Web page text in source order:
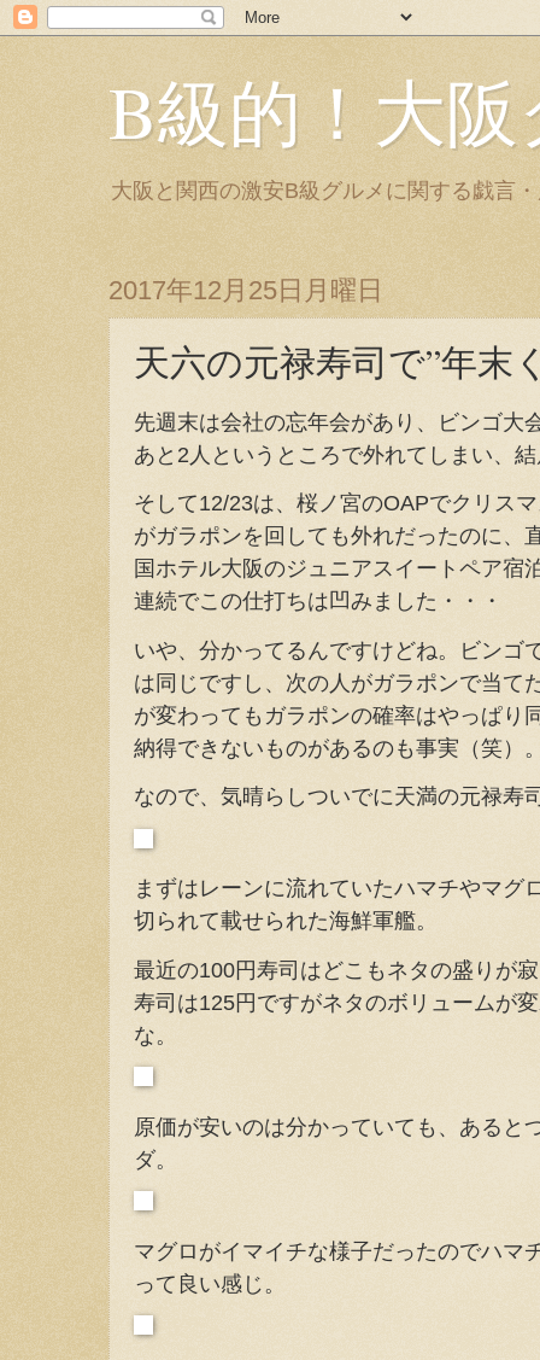
B級的！大
大阪と関西の激安B級グルメに関する戯言
2017年12月25日月曜日
天六の元禄寿司で”年末
先週末は会社の忘年会があり、ビンゴ大
あと2人というところで外れてしまい、
そして12/23は、桜ノ宮のOAPでクリス
がガラポンを回しても外れだったのに、
国ホテル大阪のジュニアスイートペア宿
連続でこの仕打ちは凹みました・・・
いや、分かってるんですけどね。ビンゴ
は同じですし、次の人がガラポンで当て
が変わってもガラポンの確率はやっぱり
納得できないものがあるのも事実（笑）
なので、気晴らしついでに天満の元禄寿
まずはレーンに流れていたハマチやマグ
切られて載せられた海鮮軍艦。
最近の100円寿司はどこもネタの盛りが
寿司は125円ですがネタのボリュームが
な。
原価が安いのは分かっていても、あると
ダ。
マグロがイマイチな様子だったのでハマ
って良い感じ。